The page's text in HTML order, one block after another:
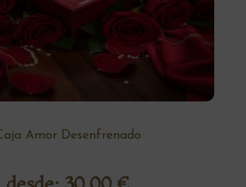
Amor Desenfrenado